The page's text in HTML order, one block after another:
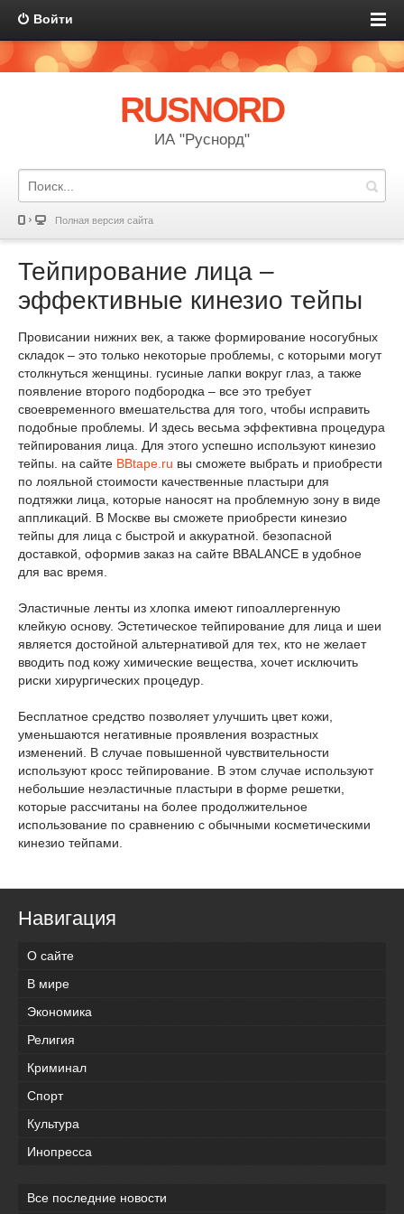
Войти
RUSNORD
ИА "Руснорд"
Полная версия сайта
Тейпирование лица –
эффективные кинезио тейпы
Провисании нижних век, а также формирование носогубных
складок – это только некоторые проблемы, с которыми могут
столкнуться женщины. гусиные лапки вокруг глаз, а также
появление второго подбородка – все это требует
своевременного вмешательства для того, чтобы исправить
подобные проблемы. И здесь весьма эффективна процедура
тейпирования лица. Для этого успешно используют кинезио
тейпы. на сайте BBtape.ru вы сможете выбрать и приобрести
по лояльной стоимости качественные пластыри для
подтяжки лица, которые наносят на проблемную зону в виде
аппликаций. В Москве вы сможете приобрести кинезио
тейпы для лица с быстрой и аккуратной. безопасной
доставкой, оформив заказ на сайте BBALANCE в удобное
для вас время.
Эластичные ленты из хлопка имеют гипоаллергенную
клейкую основу. Эстетическое тейпирование для лица и шеи
является достойной альтернативой для тех, кто не желает
вводить под кожу химические вещества, хочет исключить
риски хирургических процедур.
Бесплатное средство позволяет улучшить цвет кожи,
уменьшаются негативные проявления возрастных
изменений. В случае повышенной чувствительности
используют кросс тейпирование. В этом случае используют
небольшие неэластичные пластыри в форме решетки,
которые рассчитаны на более продолжительное
использование по сравнению с обычными косметическими
кинезио тейпами.
Навигация
О сайте
В мире
Экономика
Религия
Криминал
Спорт
Культура
Инопресса
Все последние новости